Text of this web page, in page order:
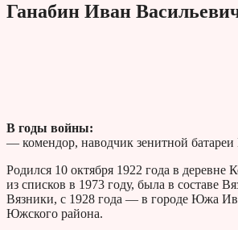
Ганабин Иван
В годы войны:
— комендор, наводчик зенитной батареи
Родился 10 октября 1922 года в
из списков в 1973 году, была в составе
Вязники, с 1928 года — в городе Южа
Южского района.